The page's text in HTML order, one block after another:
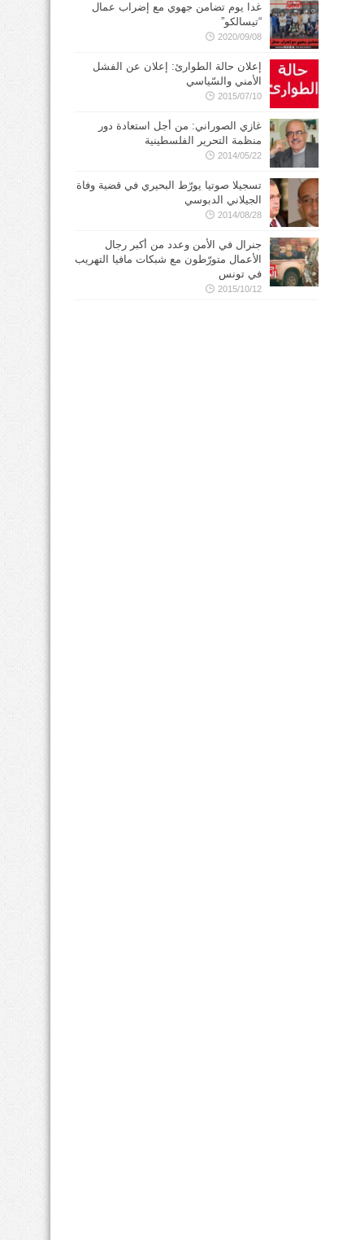
غدا يوم تضامن جهوي مع إضراب عمال
“تيسالكو”
2020/09/08
إعلان حالة الطوارئ: إعلان عن الفشل
الأمني والسّياسي
2015/07/10
غازي الصوراني: من أجل استعادة دور
منظمة التحرير الفلسطينية
2014/05/22
تسجيلا صوتيا يورّط البحيري في قضية وفاة
الجيلاني الدبوسي
2014/08/28
جنرال في الأمن وعدد من أكبر رجال
الأعمال متورّطون مع شبكات مافيا التهريب
في تونس
2015/10/12